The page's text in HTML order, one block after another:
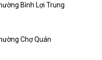
Bình Lợi Trung
Chợ Quán